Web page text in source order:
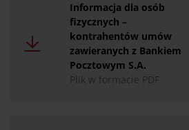
Informacja dla osób
fizycznych –
kontrahentów umów
zawieranych z Bankiem
Pocztowym S.A.
Plik w formacie PDF